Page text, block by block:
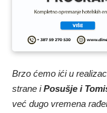
Brzo ćemo ići u
strane iPosušje i
već dugo vremena